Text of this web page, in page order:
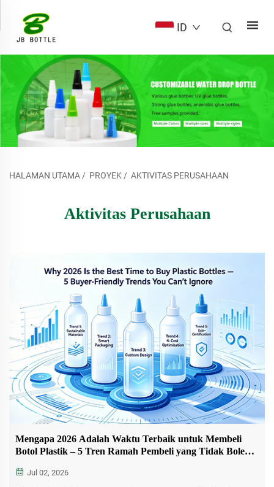
ID
HALAMAN UTAMA/ PROYEK/ AKTIVITAS PERUSAHAAN
Aktivitas Perusahaan
Mengapa 2026 Adalah Waktu Terbaik untuk Membeli
Botol Plastik – 5 Tren Ramah Pembeli yang Tidak Boleh
Jul 02, 2026